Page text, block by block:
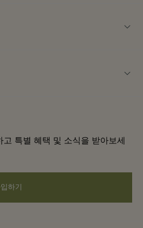
) 소개
특별 혜택 및 소식을 받아보세
하기